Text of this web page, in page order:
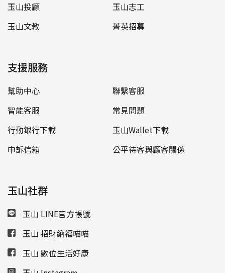
玉山投顧
玉山志工
玉山文教
菁英招募
支援服務
幫助中心
聯繫客服
智能客服
常見問題
行動銀行下載
玉山Wallet下載
申訴信箱
公平待客與顧客關係
玉山社群
玉山 LINE官方帳號
玉山 招財納福喵喵
玉山 數位生活好康